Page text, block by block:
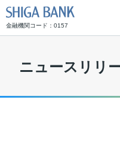
金融機関コード：0157
ニュースリリ